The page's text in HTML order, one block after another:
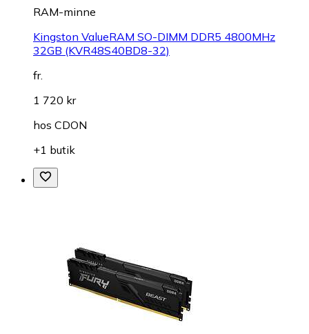
RAM-minne
Kingston ValueRAM SO-DIMM DDR5 4800MHz
32GB (KVR48S40BD8-32)
fr.
1 720 kr
hos CDON
+1 butik